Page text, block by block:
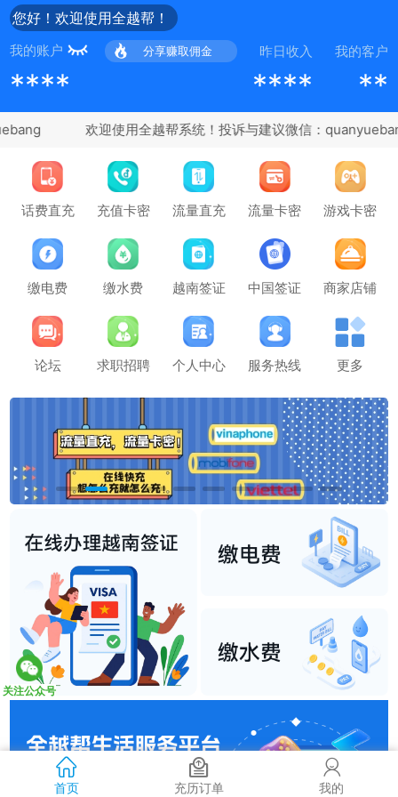
您好！欢迎使用全越帮！
我的账户 分享赚取佣金 昨日收入 我的客户
**** **** **
话费直充 充值卡密 流量直充 流量卡密 游戏卡密
缴电费 缴水费 越南签证 中国签证 商家店铺
论坛 求职招聘 个人中心 服务热线 更多
关注公众号
首页 充历订单 我的